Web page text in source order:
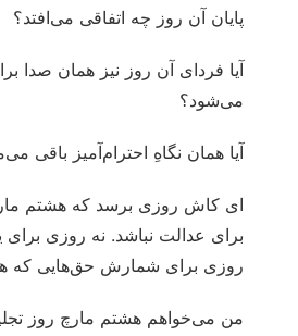
پایان آن روز چه اتفاقی می‌افتد؟
آیا فردای آن روز نیز همان صدا
می‌شود؟
آیا همان نگاهِ احترام‌آمیز باقی
ای کاش روزی برسد که هشتم
برای عدالت نباشد. نه روزی برای
روزی برای شمارش حق‌هایی که
من می‌خواهم هشتم مارچ روز